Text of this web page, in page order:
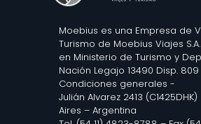
Moebius es una Empresa de
Turismo de Moebius Viajes
en Ministerio de Turismo y
Nación Legajo 13490 Disp.
Condiciones generales -
Julián Alvarez 2413
Aires – Argentina